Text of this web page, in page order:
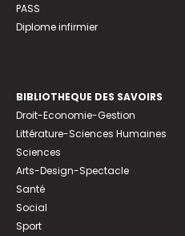
PASS
Diplome infirmier
BIBLIOTHEQUE DES SAVOIRS
Droit-Economie-Gestion
Littérature-Sciences Humaines
Sciences
Arts-Design-Spectacle
Santé
Social
Sport